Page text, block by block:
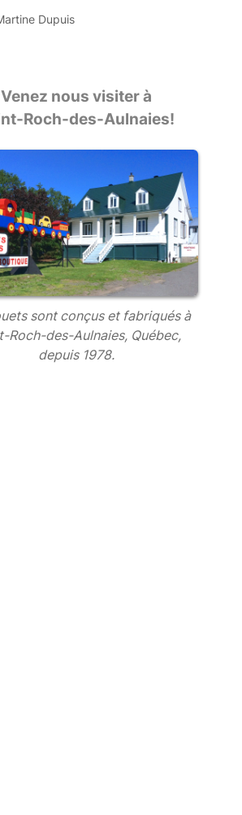
Dupuis
Venez nous visiter à
Roch-des-Aulnaies!
sont conçus et fabriqués à
Roch-des-Aulnaies, Québec,
depuis 1978.